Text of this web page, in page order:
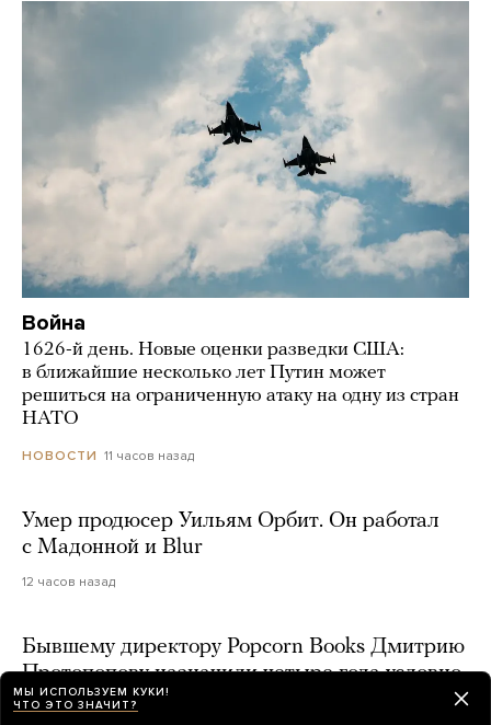
Война
1626-й день. Новые оценки разведки США:
в ближайшие несколько лет Путин может
решиться на ограниченную атаку на одну из стран
НАТО
НОВОСТИ 11 часов назад
Умер продюсер Уильям Орбит. Он работал
с Мадонной и Blur
12 часов назад
Бывшему директору Popcorn Books Дмитрию
Протопопову назначили четыре года условно
по делу о продаже квир-литературы
МЫ ИСПОЛЬЗУЕМ КУКИ!
ЧТО ЭТО ЗНАЧИТ?